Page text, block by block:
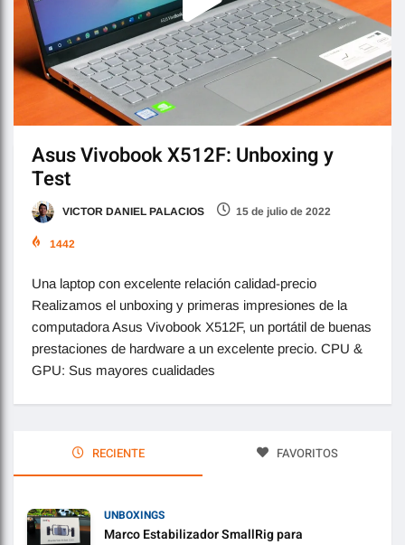
Asus Vivobook X512F: Unboxing y
Test
VICTOR DANIEL PALACIOS 15 de julio de 2022
1442
Una laptop con excelente relación calidad-precio
Realizamos el unboxing y primeras impresiones de la
computadora Asus Vivobook X512F, un portátil de buenas
prestaciones de hardware a un excelente precio. CPU &
GPU: Sus mayores cualidades
RECIENTE FAVORITOS
UNBOXINGS
Marco Estabilizador SmallRig para